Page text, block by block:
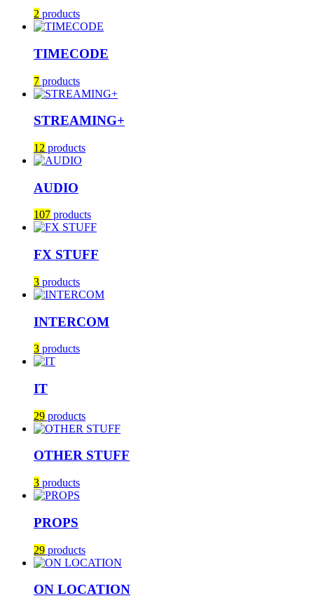
2 products
TIMECODE
7 products
STREAMING+
12 products
AUDIO
107 products
FX STUFF
3 products
INTERCOM
3 products
IT
29 products
OTHER STUFF
3 products
PROPS
29 products
ON LOCATION